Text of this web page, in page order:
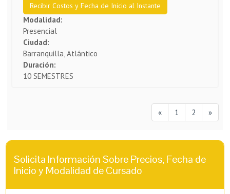
Recibir Costos y Fecha de Inicio al Instante
Modalidad:
Presencial
Ciudad:
Barranquilla, Atlántico
Duración:
10 SEMESTRES
« 1 2 »
Solicita Información Sobre Precios, Fecha de
Inicio y Modalidad de Cursado